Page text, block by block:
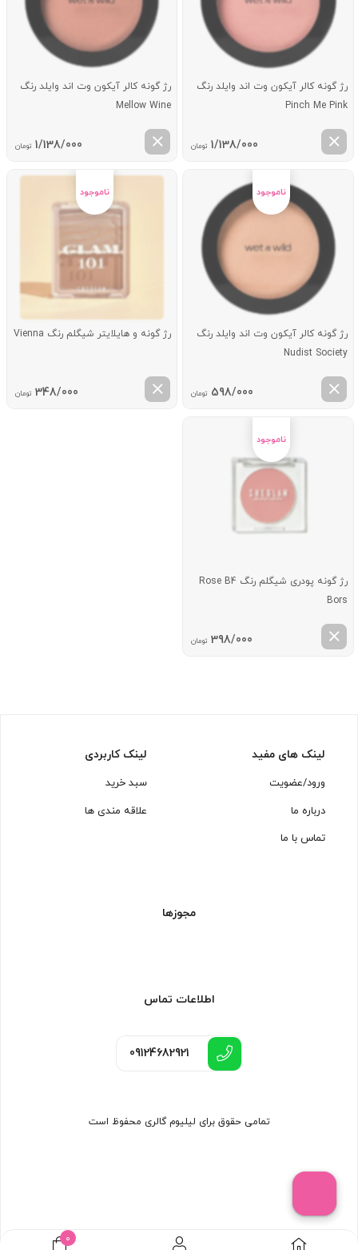
رژ گونه کالر آیکون وت اند وایلد رنگ
Pinch Me Pink
1/138/000 تومان
رژ گونه کالر آیکون وت اند وایلد رنگ
Mellow Wine
1/138/000 تومان
رژ گونه کالر آیکون وت اند وایلد رنگ
Nudist Society
598/000 تومان
رژ گونه و هایلایتر شیگلم رنگ Vienna
348/000 تومان
رژ گونه پودری شیگلم رنگ Rose B4
Bors
398/000 تومان
0
لینک های مفید
ورود/عضویت
درباره ما
تماس با ما
لینک کاربردی
سبد خرید
علاقه مندی ها
مجوزها
اطلاعات تماس
09124682921
تمامی حقوق برای لیلیوم گالری محفوظ است